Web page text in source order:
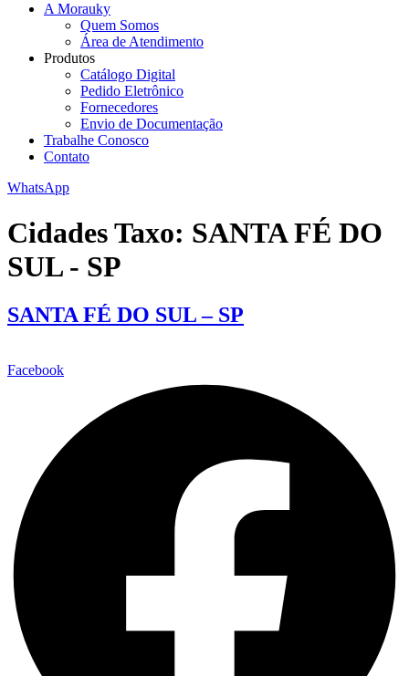
A Morauky
Quem Somos
Área de Atendimento
Produtos
Catálogo Digital
Pedido Eletrônico
Fornecedores
Envio de Documentação
Trabalhe Conosco
Contato
WhatsApp
Cidades Taxo: SANTA FÉ DO
SUL - SP
SANTA FÉ DO SUL – SP
Facebook